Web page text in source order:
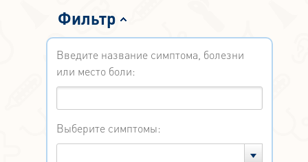
Фильтр
Введите название симптома, болезни
или место боли:
Выберите симптомы: